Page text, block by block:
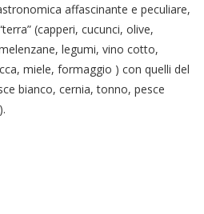
affascinante e peculiare,
(capperi, cucunci, olive,
legumi, vino cotto,
miele, formaggio ) con quelli del
bianco, cernia, tonno, pesce